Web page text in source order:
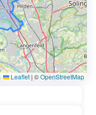
Leaflet|©OpenStreetMap